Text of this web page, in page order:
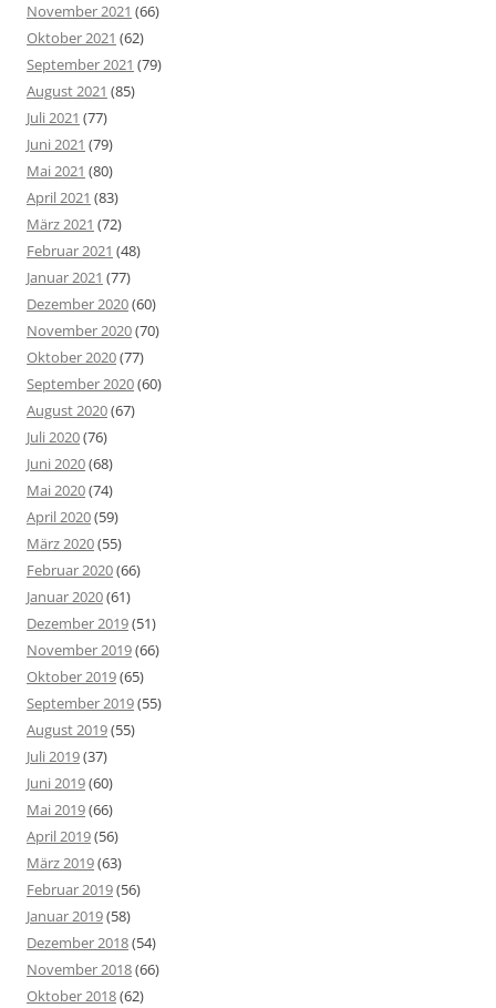
November 2021 (66)
Oktober 2021 (62)
September 2021 (79)
August 2021 (85)
Juli 2021 (77)
Juni 2021 (79)
Mai 2021 (80)
April 2021 (83)
März 2021 (72)
Februar 2021 (48)
Januar 2021 (77)
Dezember 2020(60)
November 2020(70)
Oktober 2020(77)
September 2020(60)
August 2020(67)
Juli 2020(76)
Juni 2020(68)
Mai 2020(74)
April 2020(59)
März 2020(55)
Februar 2020(66)
Januar 2020(61)
Dezember 2019(51)
November 2019(66)
Oktober 2019(65)
September 2019(55)
August 2019(55)
Juli 2019(37)
Juni 2019(60)
Mai 2019(66)
April 2019(56)
März 2019(63)
Februar 2019(56)
Januar 2019(58)
Dezember 2018(54)
November 2018(66)
Oktober 2018(62)